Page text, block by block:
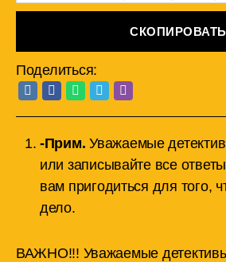
СКОПИРОВАТЬ
Поделиться:
-Прим.Уважаемые
или записывайте все
вам пригодиться для того,
дело.
ВАЖНО!!! Уважаемые